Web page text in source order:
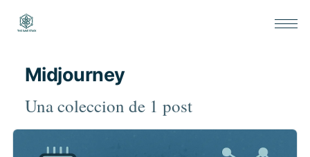
Midjourney
Una coleccion de 1 post